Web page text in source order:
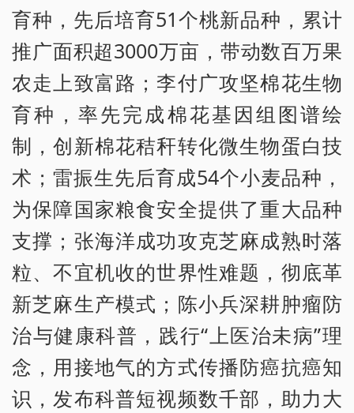
育种，先后培育51个桃新品种，累计
推广面积超3000万亩，带动数百万果
农走上致富路；李付广攻坚棉花生物
育种，率先完成棉花基因组图谱绘
制，创新棉花秸秆转化微生物蛋白技
术；雷振生先后育成54个小麦品种，
为保障国家粮食安全提供了重大品种
支撑；张海洋成功攻克芝麻成熟时落
粒、不宜机收的世界性难题，彻底革
新芝麻生产模式；陈小兵深耕肿瘤防
治与健康科普，践行“上医治未病”理
念，用接地气的方式传播防癌抗癌知
识，发布科普短视频数千部，助力大